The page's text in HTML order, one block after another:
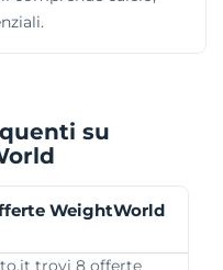
su
WeightWorld
trovi 8 offerte